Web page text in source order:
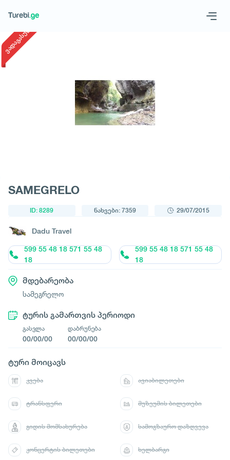
მოითხოვე ტური
ვადაგასული
SAMEGRELO
ID: 8289 ნახვები: 7359 29/07/2015
Dadu Travel
599 55 48 18 571 55 48
18
599 55 48 18 571 55 48
18
მდებარეობა
სამეგრელო
ტურის გამართვის პერიოდი
გასვლა
00/00/00
დაბრუნება
00/00/00
ტური მოიცავს
კვება ავიაბილეთები
ტრანსფერი მუზეუმის ბილეთები
გიდის მომსახურება სამოგზაურო დაზღვევა
კონცერტის ბილეთები ხელბარგი